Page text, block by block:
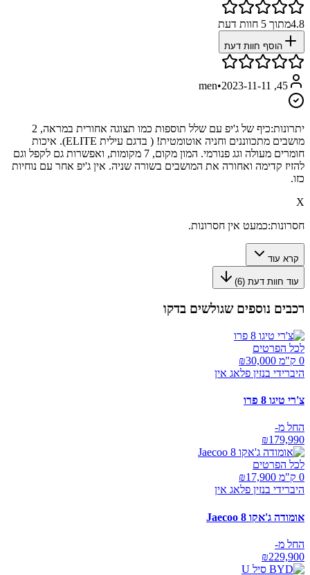
4.8מתוך 5 חוות דעת
הוסף חוות דעת
45, men
•2023-11-11
יתרונות:
כיף של ג'יפ עם שלל תוספות כמו תצוגה אחורית במראה, 2
מושבים מתכווננים וחניה אוטומטית! ( בדגם עילית ELITE). איכות
חומרים מעולה וגג פנורמי. המון מקום, 7 מקומות, ואפשרות גם לקפל וגם
להזיז קדימה ואחורה את המושבים בשורה שניה. אין ג'יפ אחר עם נוחיות
כזו.
X
חסרונות:כמעט אין חסרונות.
קרא עוד
עוד חוות דעת (6
)
רכבים נוספים שגולשים בדקו
לכל הפרטים
0 ק"מ ₪
30,000
היברידי בנזין פלאג אין
צ'רי טיגו 8 פרו
החל מ-
₪179,990
לכל הפרטים
0 ק"מ ₪
17,900
היברידי בנזין פלאג אין
אומודה ג'אקו Jaecoo 8
החל מ-
₪229,900